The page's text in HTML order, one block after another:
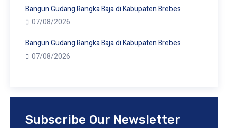
Bangun Gudang Rangka Baja di Kabupaten Brebes
07/08/2026
Bangun Gudang Rangka Baja di Kabupaten Brebes
07/08/2026
Subscribe Our Newsletter